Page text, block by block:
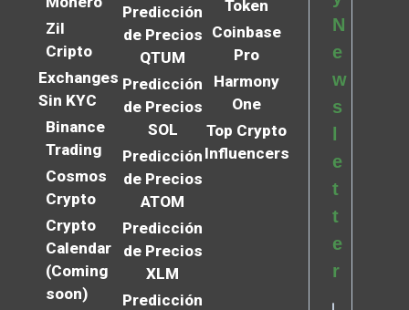
Zil
Cripto
Exchanges
Sin KYC
Binance
Trading
Cosmos
Crypto
Crypto
Calendar
(Coming
soon)
Predicción
de Precios
QTUM
Predicción
de Precios
SOL
Predicción
de Precios
ATOM
Predicción
de Precios
XLM
Predicción
Token
Coinbase
Pro
Harmony
One
Top Crypto
Influencers
N
e
w
s
l
e
t
t
e
r